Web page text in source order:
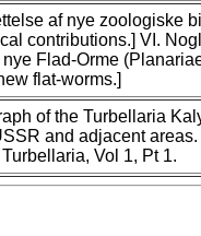
af nye zoologiske
contributions.] VI.
Flad-Orme
flat-worms.]
of the Turbellaria
and adjacent
Vol 1, Pt 1.